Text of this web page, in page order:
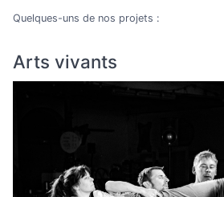
Quelques-uns de nos projets :
Arts vivants